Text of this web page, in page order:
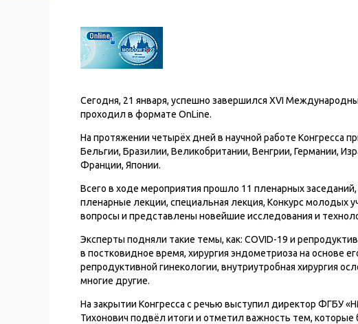
Сегодня, 21 января, успешно завершился XVI
проходил в формате OnLine.
На протяжении четырёх дней в научной работе Конгресса
Бельгии, Бразилии, Великобритании, Венгрии, Германии,
Франции, Японии.
Всего в ходе мероприятия прошло 11 пленарных
пленарные лекции, специальная лекция, Конкурс молодых
вопросы и представлены новейшие исследования и
Эксперты подняли такие темы, как: COVID-19 и
в постковидное время, хирургия эндометриоза на основе
репродуктивной гинекологии, внутриутробная хирургия
многие другие.
На закрытии Конгресса с речью выступил директор ФГБУ
Тихонович подвёл итоги и отметил важность тем,